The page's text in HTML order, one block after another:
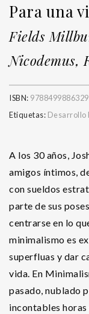
Para una
Fields
Nicodemus,
ISBN: 9788499886329
Etiquetas: Desarrollo
A los 30 años,
amigos íntimos,
con sueldos
parte de sus
centrarse en lo
minimalismo es
superfluas y dar
vida. En
pasado, nublado
incontables